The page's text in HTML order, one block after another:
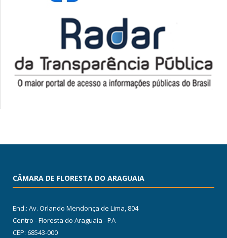
CÂMARA DE FLORESTA DO ARAGUAIA
End.: Av. Orlando Mendonça de Lima, 804
Centro - Floresta do Araguaia - PA
CEP: 68543-000